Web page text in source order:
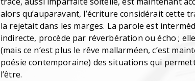
alors qu’auparavant, l’écriture considérait cette
la rejetait dans les marges. La parole est
indirecte, procède par réverbération ou écho ;
(mais ce n’est plus le rêve mallarméen, c’est
poésie contemporaine) des situations qui
l’être.